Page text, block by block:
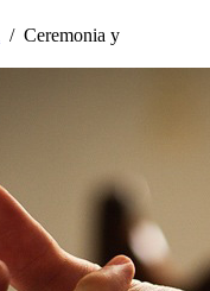
/ Ceremonia y